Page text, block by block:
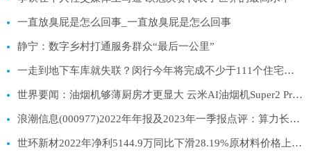
一直放臭屁是怎么回事_一直放臭屁是怎么回事
静宁：数字乡村打通服务群众“最后一公里”
一走到地下车库就失联？闵行今年将完成不少于111个住宅小区地下车库通信网络覆盖|环球热头条
世界要闻：油烟机够薄厨房才更显大 云米AI油烟机Super2 Pro就是这么优秀
浪潮信息(000977)2022年年报及2023年一季报点评：算力长期向好 AI服务器龙头持续发力_热点聚焦
世环新材2022年净利5144.9万同比下滑28.19%原材料价格上涨|全球独家